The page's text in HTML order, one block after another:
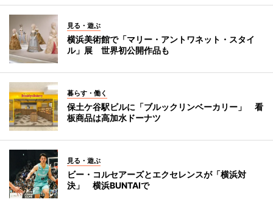
見る・遊ぶ
横浜美術館で「マリー・アントワネット・スタイ
ル」展 世界初公開作品も
暮らす・働く
保土ケ谷駅ビルに「ブルックリンベーカリー」 看
板商品は高加水ドーナツ
見る・遊ぶ
ビー・コルセアーズとエクセレンスが「横浜対
決」 横浜BUNTAIで